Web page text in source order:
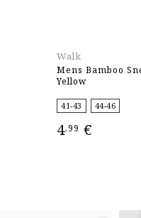
Walk
Mens Bamboo
Yellow
41-43 44-46
4,99 €